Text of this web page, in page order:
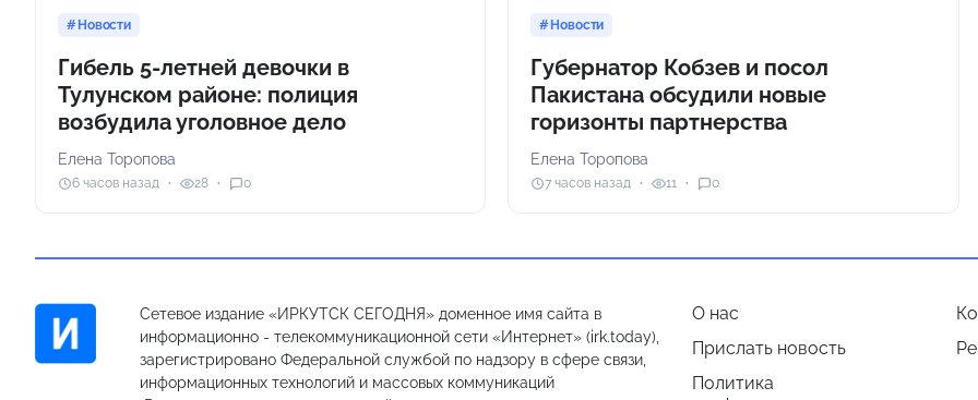
Новости
Гибель 5-летней девочки в
Тулунском районе: полиция
возбудила уголовное дело
Елена Торопова
6 часов назад 28 0
Новости
Губернатор Кобзев и посол
Пакистана обсудили новые
горизонты партнерства
Елена Торопова
7 часов назад 11 0
Сетевое издание «ИРКУТСК СЕГОДНЯ» доменное имя сайта в
информационно - телекоммуникационной сети «Интернет» (irk.today),
зарегистрировано Федеральной службой по надзору в сфере связи,
информационных технологий и массовых коммуникаций
О нас
Прислать новость
Политика